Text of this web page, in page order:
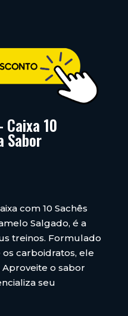
Caixa 10
Sabor
com 10 Sachês
Salgado, é a
treinos. Formulado
carboidratos, ele
o sabor
seu